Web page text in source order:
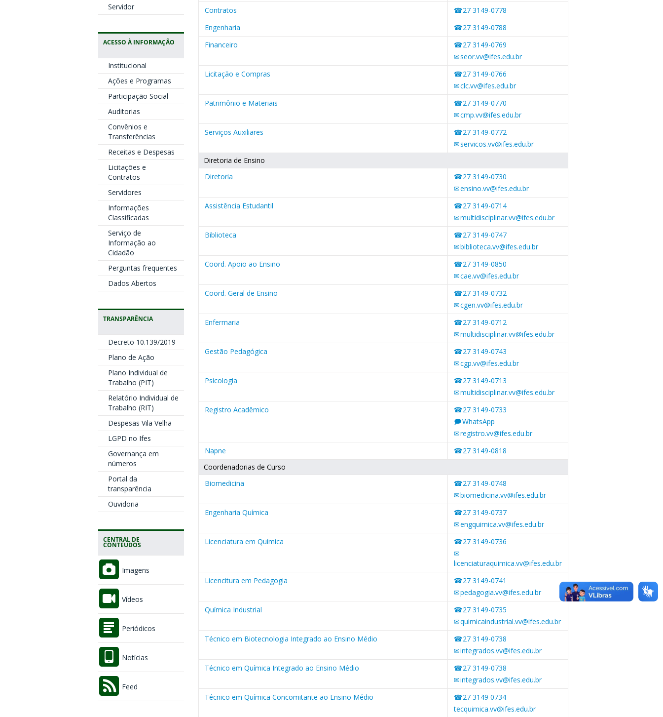
Servidor
ACESSO À INFORMAÇÃO
Institucional
Ações e Programas
Participação Social
Auditorias
Convênios e
Transferências
Receitas e Despesas
Licitações e
Contratos
Servidores
Informações
Classificadas
Serviço de
Informação ao
Cidadão
Perguntas frequentes
Dados Abertos
TRANSPARÊNCIA
Decreto 10.139/2019
Plano de Ação
Plano Individual de
Trabalho (PIT)
Relatório Individual de
Trabalho (RIT)
Despesas Vila Velha
LGPD no Ifes
Governança em
números
Portal da
transparência
Ouvidoria
CENTRAL DE
CONTEÚDOS
Imagens
Vídeos
Periódicos
Notícias
Feed
Contratos
27 3149-0778
Engenharia
27 3149-0788
Financeiro
27 3149-0769
seor.vv@ifes.edu.br
Licitação e Compras
27 3149-0766
clc.vv@ifes.edu.br
Patrimônio e Materiais
27 3149-0770
cmp.vv@ifes.edu.br
Serviços Auxiliares
27 3149-0772
servicos.vv@ifes.edu.br
Diretoria de Ensino
Diretoria
27 3149-0730
ensino.vv@ifes.edu.br
Assistência Estudantil
27 3149-0714
multidisciplinar.vv@ifes.edu.br
Biblioteca
27 3149-0747
biblioteca.vv@ifes.edu.br
Coord. Apoio ao Ensino
27 3149-0850
cae.vv@ifes.edu.br
Coord. Geral de Ensino
27 3149-0732
cgen.vv@ifes.edu.br
Enfermaria
27 3149-0712
multidisciplinar.vv@ifes.edu.br
Gestão Pedagógica
27 3149-0743
cgp.vv@ifes.edu.br
Psicologia
27 3149-0713
multidisciplinar.vv@ifes.edu.br
Registro Acadêmico
27 3149-0733
WhatsApp
registro.vv@ifes.edu.br
Napne
27 3149-0818
Coordenadorias de Curso
Biomedicina
27 3149-0748
biomedicina.vv@ifes.edu.br
Engenharia Química
27 3149-0737
engquimica.vv@ifes.edu.br
Licenciatura em Química
27 3149-0736
licenciaturaquimica.vv@ifes.edu.br
Licencitura em Pedagogia
27 3149-0741
pedagogia.vv@ifes.edu.br
Química Industrial
27 3149-0735
quimicaindustrial.vv@ifes.edu.br
Técnico em Biotecnologia Integrado ao Ensino Médio
27 3149-0738
integrados.vv@ifes.edu.br
Técnico em Química Integrado ao Ensino Médio
27 3149-0738
integrados.vv@ifes.edu.br
Técnico em Química Concomitante ao Ensino Médio
27 3149 0734
tecquimica.vv@ifes.edu.br